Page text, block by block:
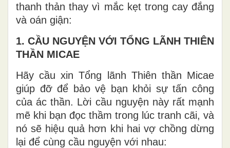
thanh thản thay vì mắc kẹt trong cay đắng
và oán giận:
1. CẦU NGUYỆN VỚI TỔNG LÃNH THIÊN
THẦN MICAE
Hãy cầu xin Tổng lãnh Thiên thần Micae
giúp đỡ để bảo vệ bạn khỏi sự tấn công
của ác thần. Lời cầu nguyện này rất mạnh
mẽ khi bạn đọc thầm trong lúc tranh cãi, và
nó sẽ hiệu quả hơn khi hai vợ chồng dừng
lại để cùng cầu nguyện với nhau: